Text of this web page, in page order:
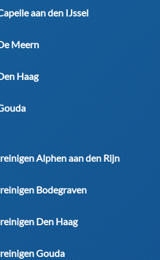
aan den IJssel
Meern
Haag
Alphen aan den Rijn
Bodegraven
Den Haag
Gouda